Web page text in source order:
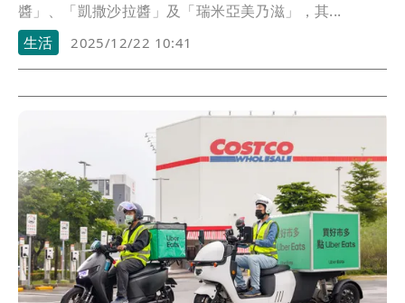
醬」、「凱撒沙拉醬」及「瑞米亞美乃滋」，其...
生活
2025/12/22 10:41